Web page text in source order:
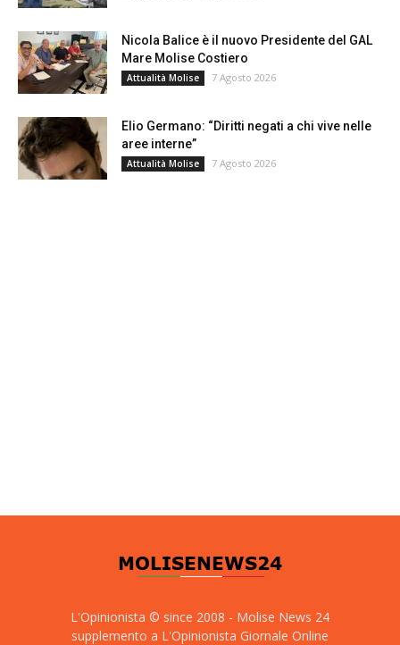
Nicola Balice è il nuovo Presidente del GAL
Mare Molise Costiero
Attualità Molise 7 Agosto 2026
Elio Germano: “Diritti negati a chi vive nelle
aree interne”
Attualità Molise 7 Agosto 2026
L'Opinionista © since 2008 - Molise News 24
supplemento a L'Opinionista Giornale Online